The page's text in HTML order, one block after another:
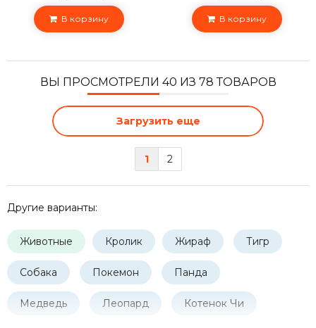
В корзину В корзину
ВЫ ПРОСМОТРЕЛИ 40 ИЗ 78 ТОВАРОВ
Загрузить еще
1 2
Другие варианты:
Животные Кролик Жираф Тигр
Собака Покемон Панда
Медведь Леопард Котенок Чи